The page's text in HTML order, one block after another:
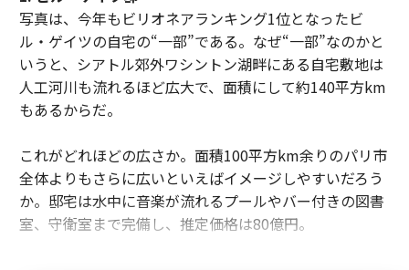
写真は、今年もビリオネアランキング1位となったビ
ル・ゲイツの自宅の“一部”である。なぜ“一部”なのかと
いうと、シアトル郊外ワシントン湖畔にある自宅敷地は
人工河川も流れるほど広大で、面積にして約140平方km
もあるからだ。
これがどれほどの広さか。面積100平方km余りのパリ市
全体よりもさらに広いといえばイメージしやすいだろう
か。邸宅は水中に音楽が流れるプールやバー付きの図書
室、守衛室まで完備し、推定価格は80億円。